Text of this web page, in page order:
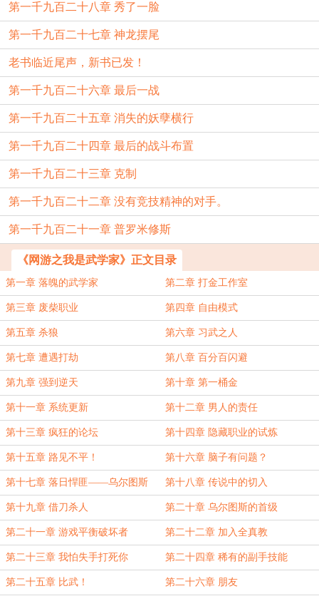
第一千九百二十八章 秀了一脸
第一千九百二十七章 神龙摆尾
老书临近尾声，新书已发！
第一千九百二十六章 最后一战
第一千九百二十五章 消失的妖孽横行
第一千九百二十四章 最后的战斗布置
第一千九百二十三章 克制
第一千九百二十二章 没有竞技精神的对手。
第一千九百二十一章 普罗米修斯
《网游之我是武学家》正文目录
第一章 落魄的武学家 第二章 打金工作室
第三章 废柴职业 第四章 自由模式
第五章 杀狼 第六章 习武之人
第七章 遭遇打劫 第八章 百分百闪避
第九章 强到逆天 第十章 第一桶金
第十一章 系统更新 第十二章 男人的责任
第十三章 疯狂的论坛 第十四章 隐藏职业的试炼
第十五章 路见不平！ 第十六章 脑子有问题？
第十七章 落日悍匪——乌尔图斯 第十八章 传说中的切入
第十九章 借刀杀人 第二十章 乌尔图斯的首级
第二十一章 游戏平衡破坏者 第二十二章 加入全真教
第二十三章 我怕失手打死你 第二十四章 稀有的副手技能
第二十五章 比武！ 第二十六章 朋友